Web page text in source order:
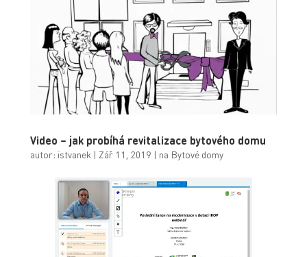
Video – jak probíhá revitalizace bytového domu
autor: istvanek | Zář 11, 2019 | na Bytové domy